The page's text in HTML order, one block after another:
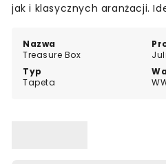
Nazwa
Treasure Box
Typ
Tapeta
jak i klasycznych aranżacji.
ciepłych odcieniach brązu.